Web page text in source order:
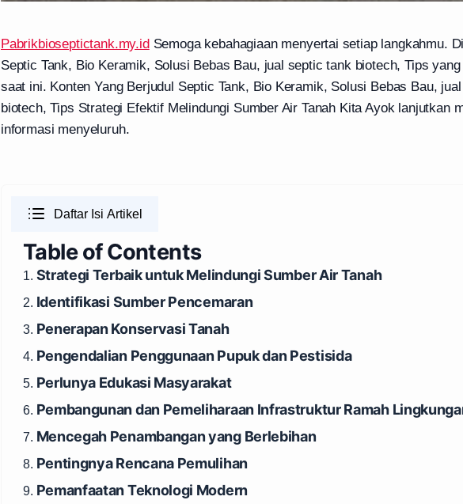
Pabrikbioseptictank.my.idSemoga kebahagiaan menyertai setiap langkahmu.
Septic Tank, Bio Keramik, Solusi Bebas Bau, jual septic tank biotech, Tips
saat ini. Konten Yang Berjudul Septic Tank, Bio Keramik, Solusi Bebas Bau,
biotech, Tips Strategi Efektif Melindungi Sumber Air Tanah Kita Ayok lanjutkan
informasi menyeluruh.
Daftar Isi Artikel
Table of Contents
1. Strategi Terbaik untuk Melindungi Sumber Air Tanah
2. Identifikasi Sumber Pencemaran
3. Penerapan Konservasi Tanah
4. Pengendalian Penggunaan Pupuk dan Pestisida
5. Perlunya Edukasi Masyarakat
6. Pembangunan dan Pemeliharaan Infrastruktur Ramah
7. Mencegah Penambangan yang Berlebihan
8. Pentingnya Rencana Pemulihan
9. Pemanfaatan Teknologi Modern